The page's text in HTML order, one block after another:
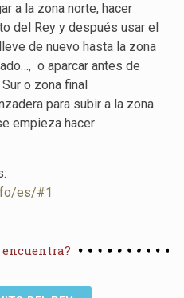
a la zona norte, hacer
del Rey y después usar el
de nuevo hasta la zona
o aparcar antes de
o zona final
para subir a la zona
empieza hacer
/es/#1
encuentra?